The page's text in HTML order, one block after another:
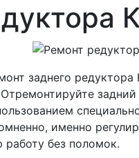
заднего
именно
работу без поломок.